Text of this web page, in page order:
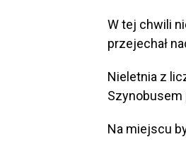
W tej chwili
przejechał
Nieletnia z
Szynobusem
Na miejscu